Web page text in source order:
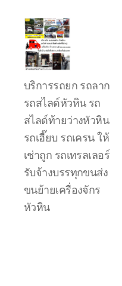
ลาก
รถ
สไลด์
เขต
หัวหิน
24
ชั่วโมง
ติดต่อ
โทร
บริการรถยก รถลาก
รถสไลด์หัวหิน รถ
สไลด์ท้ายว่างหัวหิน
รถเฮี๊ยบ รถเครน ให้
เช่าถูก รถเทรลเลอร์
รับจ้างบรรทุกขนส่ง
ขนย้ายเครื่องจักร
หัวหิน